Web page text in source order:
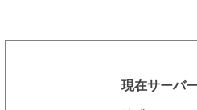
現在サーバ